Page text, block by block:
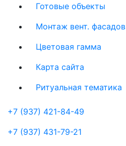
Готовые объекты
Монтаж вент. фасадов
Цветовая гамма
Карта сайта
Ритуальная тематика
+7 (937) 421-84-49
+7 (937) 431-79-21